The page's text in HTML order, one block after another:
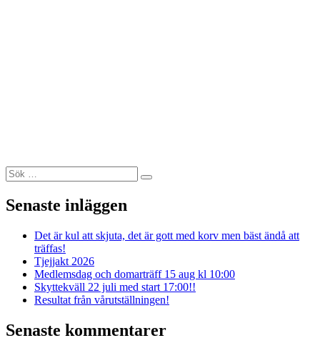
Sök
efter:
Sök
Senaste inläggen
Det är kul att skjuta, det är gott med korv men bäst ändå att
träffas!
Tjejjakt 2026
Medlemsdag och domarträff 15 aug kl 10:00
Skyttekväll 22 juli med start 17:00!!
Resultat från vårutställningen!
Senaste kommentarer